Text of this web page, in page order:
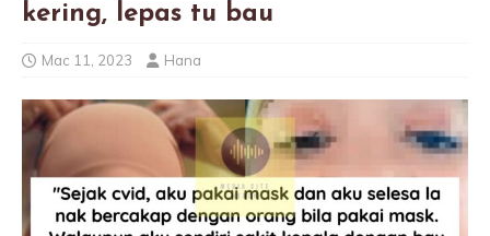
kering, lepas tu bau
Mac 11, 2023 Hana